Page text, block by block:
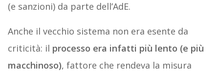
(e sanzioni) da parte dell’AdE.
Anche il vecchio sistema non era esente da
criticità: il processo era infatti più lento (e più
macchinoso), fattore che rendeva la misura